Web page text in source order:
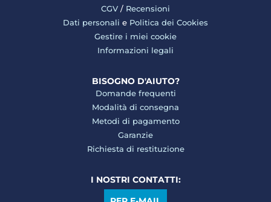
CGV / Recensioni
Dati personali e Politica dei Cookies
Gestire i miei cookie
Informazioni legali
BISOGNO D'AIUTO?
Domande frequenti
Modalità di consegna
Metodi di pagamento
Garanzie
Richiesta di restituzione
I NOSTRI CONTATTI: